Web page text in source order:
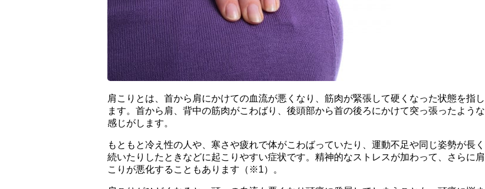
肩こりとは、首から肩にかけての血流が悪くなり、筋肉が緊張して硬くなった状態を指し
ます。首から肩、背中の筋肉がこわばり、後頭部から首の後ろにかけて突っ張ったような
感じがします。
もともと冷え性の人や、寒さや疲れで体がこわばっていたり、運動不足や同じ姿勢が長く
続いたりしたときなどに起こりやすい症状です。精神的なストレスが加わって、さらに肩
こりが悪化することもあります（※1）。